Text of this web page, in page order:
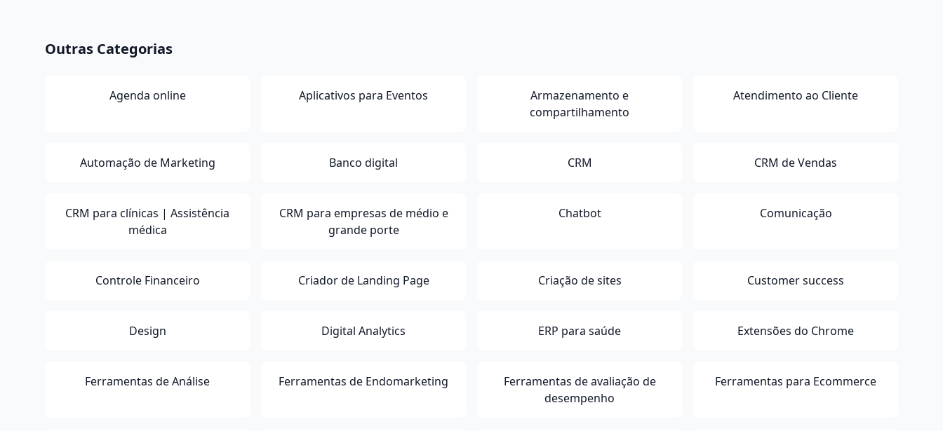
Outras Categorias
Agenda online Aplicativos para Eventos
Armazenamento e
compartilhamento
Atendimento ao Cliente
Automação de Marketing Banco digital CRM CRM de Vendas
CRM para clínicas | Assistência
médica
CRM para empresas de médio e
grande porte
Chatbot Comunicação
Controle Financeiro Criador de Landing Page Criação de sites Customer success
Design Digital Analytics ERP para saúde Extensões do Chrome
Ferramentas de Análise Ferramentas de Endomarketing
Ferramentas de avaliação de
desempenho
Ferramentas para Ecommerce